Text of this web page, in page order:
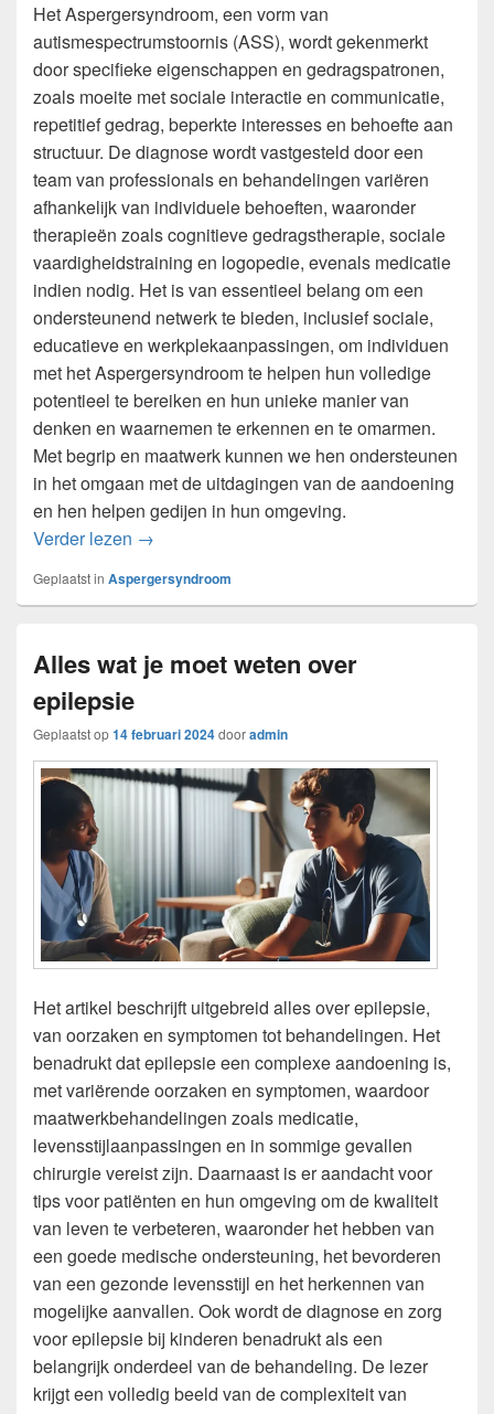
Het Aspergersyndroom, een vorm van
autismespectrumstoornis (ASS), wordt gekenmerkt
door specifieke eigenschappen en gedragspatronen,
zoals moeite met sociale interactie en communicatie,
repetitief gedrag, beperkte interesses en behoefte aan
structuur. De diagnose wordt vastgesteld door een
team van professionals en behandelingen variëren
afhankelijk van individuele behoeften, waaronder
therapieën zoals cognitieve gedragstherapie, sociale
vaardigheidstraining en logopedie, evenals medicatie
indien nodig. Het is van essentieel belang om een
ondersteunend netwerk te bieden, inclusief sociale,
educatieve en werkplekaanpassingen, om individuen
met het Aspergersyndroom te helpen hun volledige
potentieel te bereiken en hun unieke manier van
denken en waarnemen te erkennen en te omarmen.
Met begrip en maatwerk kunnen we hen ondersteunen
in het omgaan met de uitdagingen van de aandoening
en hen helpen gedijen in hun omgeving.
Verder lezen Wat is het Aspergersyndroom?
→
Geplaatst in Aspergersyndroom
Alles wat je moet weten over
epilepsie
Geplaatst op14 februari 2024dooradmin
Het artikel beschrijft uitgebreid alles over epilepsie,
van oorzaken en symptomen tot behandelingen. Het
benadrukt dat epilepsie een complexe aandoening is,
met variërende oorzaken en symptomen, waardoor
maatwerkbehandelingen zoals medicatie,
levensstijlaanpassingen en in sommige gevallen
chirurgie vereist zijn. Daarnaast is er aandacht voor
tips voor patiënten en hun omgeving om de kwaliteit
van leven te verbeteren, waaronder het hebben van
een goede medische ondersteuning, het bevorderen
van een gezonde levensstijl en het herkennen van
mogelijke aanvallen. Ook wordt de diagnose en zorg
voor epilepsie bij kinderen benadrukt als een
belangrijk onderdeel van de behandeling. De lezer
krijgt een volledig beeld van de complexiteit van